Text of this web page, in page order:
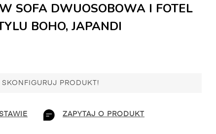
SOFA DWUOSOBOWA I FOTEL
BOHO, JAPANDI
SKONFIGURUJ PRODUKT!
ZAPYTAJ O PRODUKT